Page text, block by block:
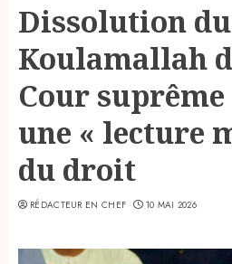
Dissolution du
Koulamallah
Cour suprême
une « lecture
du droit
RÉDACTEUR EN CHEF 10 MAI 2026